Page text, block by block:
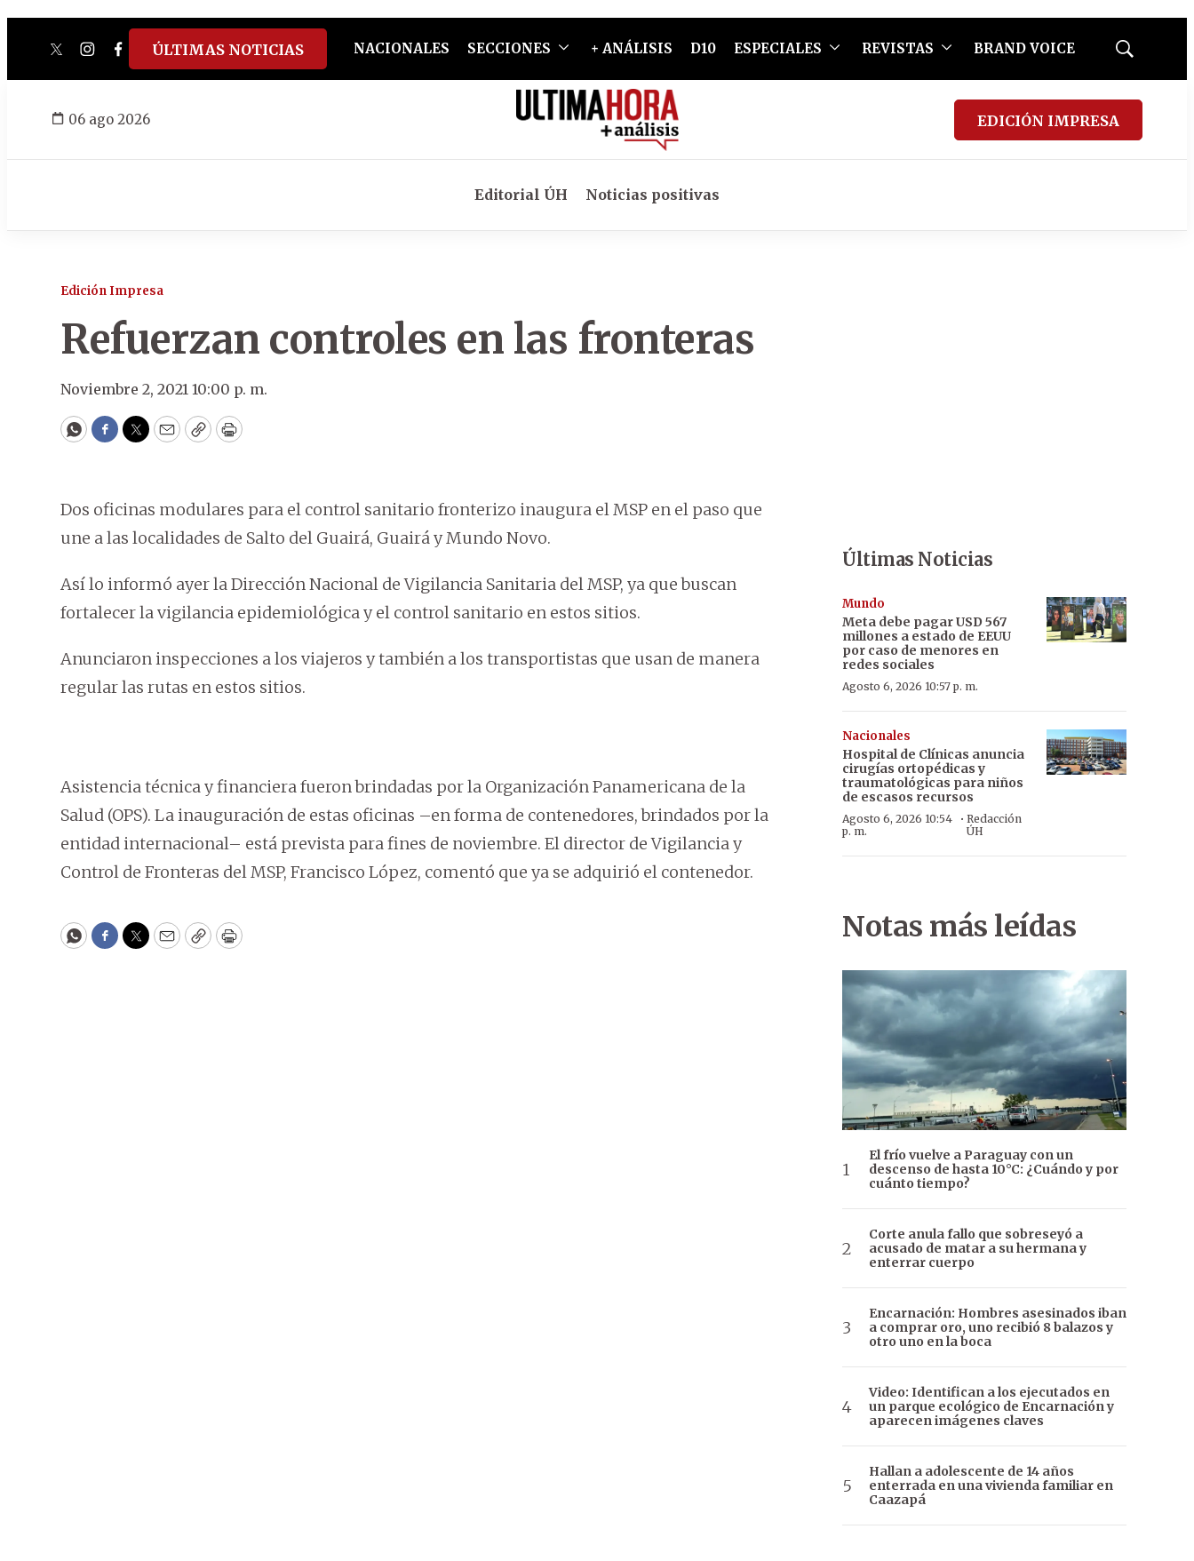
twitterinstagram
facebook
tiktokyoutube
spotify
ÚLTIMAS NOTICIAS NACIONALES SECCIONES + ANÁLISIS D10 ESPECIALES REVISTAS BRAND VOICE
Mostrar
06 ago 2026 EDICIÓN IMPRESA
Editorial ÚH Noticias positivas
Edición Impresa
Refuerzan controles en las fronteras
Noviembre 2, 2021 10:00 p. m.
WhatsApp
Facebook
Twitter
EmailCopyPrint
Dos oficinas modulares para el control sanitario fronterizo inaugura el MSP en el paso que
une a las localidades de Salto del Guairá, Guairá y Mundo Novo.
Así lo informó ayer la Dirección Nacional de Vigilancia Sanitaria del MSP, ya que buscan
fortalecer la vigilancia epidemiológica y el control sanitario en estos sitios.
Anunciaron inspecciones a los viajeros y también a los transportistas que usan de manera
regular las rutas en estos sitios.
Asistencia técnica y financiera fueron brindadas por la Organización Panamericana de la
Salud (OPS). La inauguración de estas oficinas –en forma de contenedores, brindados por la
entidad internacional– está prevista para fines de noviembre. El director de Vigilancia y
Control de Fronteras del MSP, Francisco López, comentó que ya se adquirió el contenedor.
WhatsApp
Facebook
Twitter
EmailCopyPrint
Últimas Noticias
Mundo
Meta debe pagar USD 567
millones a estado de EEUU
por caso de menores en
redes sociales
Agosto 6, 2026 10:57 p. m.
Nacionales
Hospital de Clínicas anuncia
cirugías ortopédicas y
traumatológicas para niños
de escasos recursos
Agosto 6, 2026 10:54
p. m.
· Redacción
ÚH
Notas más leídas
El frío vuelve a Paraguay con un
descenso de hasta 10°C: ¿Cuándo y por
cuánto tiempo?
Corte anula fallo que sobreseyó a
acusado de matar a su hermana y
enterrar cuerpo
Encarnación: Hombres asesinados iban
a comprar oro, uno recibió 8 balazos y
otro uno en la boca
Video: Identifican a los ejecutados en
un parque ecológico de Encarnación y
aparecen imágenes claves
Hallan a adolescente de 14 años
enterrada en una vivienda familiar en
Caazapá